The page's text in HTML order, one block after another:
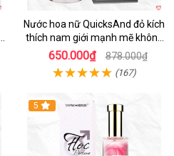
Nước hoa nữ QuicksAnd đỏ kích
thích nam giới mạnh mẽ không
mùi
650.000₫ 878.000₫
(167)
5